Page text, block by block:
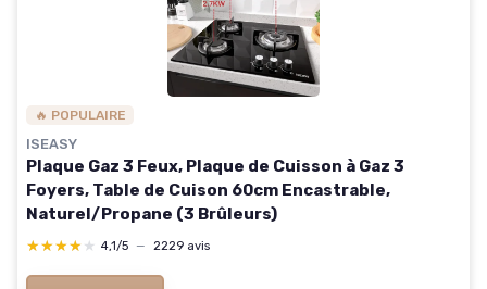
🔥 POPULAIRE
ISEASY
Plaque Gaz 3 Feux, Plaque de Cuisson à Gaz 3
Foyers, Table de Cuison 60cm Encastrable,
Naturel/Propane (3 Brûleurs)
★★★★★
★★★★★ 4,1/5 — 2229 avis